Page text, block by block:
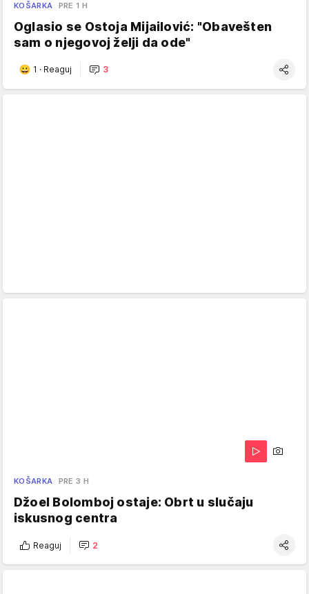
KOŠARKA PRE 1 H
Oglasio se Ostoja Mijailović: "Obavešten
sam o njegovoj želji da ode"
1 · Reaguj 3
KOŠARKA PRE 3 H
Džoel Bolomboj ostaje: Obrt u slučaju
iskusnog centra
Reaguj 2